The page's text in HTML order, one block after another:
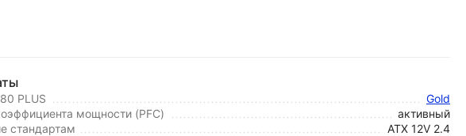
PLUS
Gold
мощности (PFC)
активный
стандартам
ATX 12V 2.4